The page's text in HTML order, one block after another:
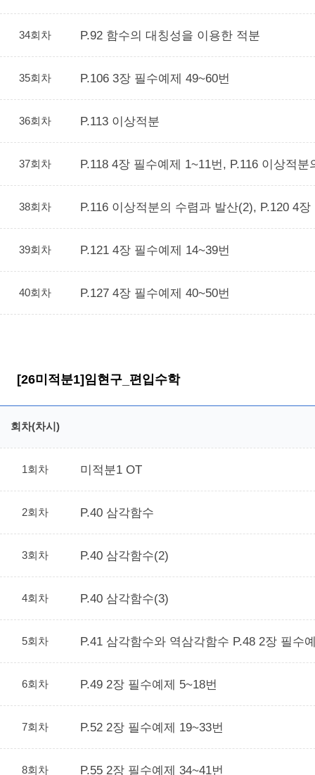
34회차 P.92 함수의 대칭성을 이용한 적분
35회차 P.106 3장 필수예제 49~60번
36회차 P.113 이상적분
37회차 P.118 4장 필수예제 1~11번, P.116 이상적
38회차 P.116 이상적분의 수렴과 발산(2), P.120 4
39회차 P.121 4장 필수예제 14~39번
40회차 P.127 4장 필수예제 40~50번
[26미적분1]임현구_편입수학
회차(차시)
1회차 미적분1 OT
2회차 P.40 삼각함수
3회차 P.40 삼각함수(2)
4회차 P.40 삼각함수(3)
5회차 P.41 삼각함수와 역삼각함수 P.48 2장 필수
6회차 P.49 2장 필수예제 5~18번
7회차 P.52 2장 필수예제 19~33번
8회차 P.55 2장 필수예제 34~41번